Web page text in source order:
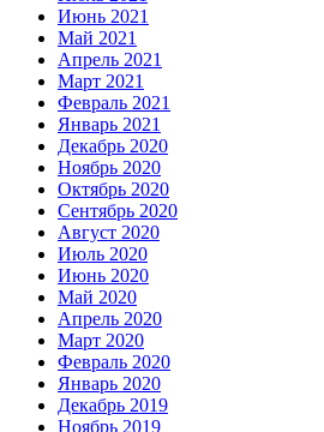
Июнь 2021
Май 2021
Апрель 2021
Март 2021
Февраль 2021
Январь 2021
Декабрь 2020
Ноябрь 2020
Октябрь 2020
Сентябрь 2020
Август 2020
Июль 2020
Июнь 2020
Май 2020
Апрель 2020
Март 2020
Февраль 2020
Январь 2020
Декабрь 2019
Ноябрь 2019